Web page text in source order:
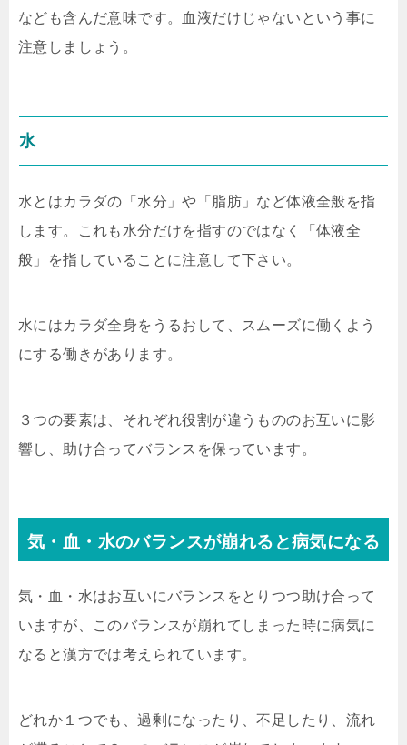
なども含んだ意味です。血液だけじゃないという事に
注意しましょう。
水
水とはカラダの「水分」や「脂肪」など体液全般を指
します。これも水分だけを指すのではなく「体液全
般」を指していることに注意して下さい。
水にはカラダ全身をうるおして、スムーズに働くよう
にする働きがあります。
３つの要素は、それぞれ役割が違うもののお互いに影
響し、助け合ってバランスを保っています。
気・血・水のバランスが崩れると病気になる
気・血・水はお互いにバランスをとりつつ助け合って
いますが、このバランスが崩れてしまった時に病気に
なると漢方では考えられています。
どれか１つでも、過剰になったり、不足したり、流れ